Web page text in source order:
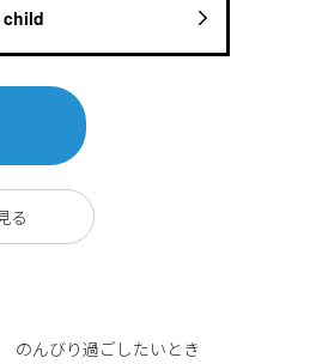
のんびり過ごしたいとき
child